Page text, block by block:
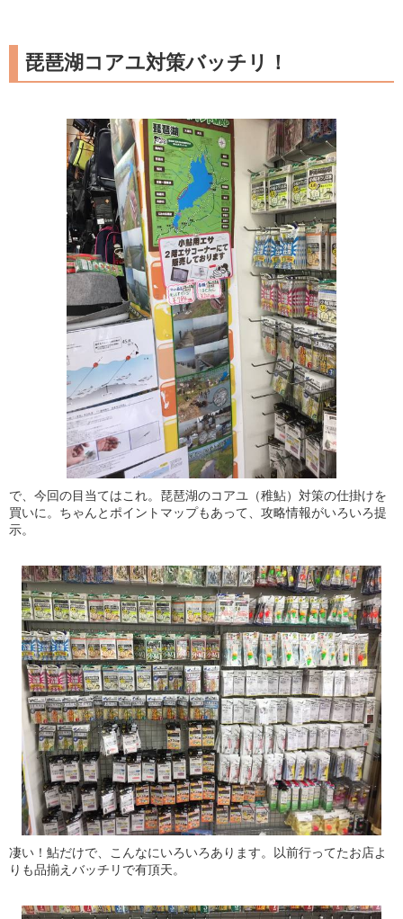
琵琶湖コアユ対策バッチリ！
で、今回の目当てはこれ。琵琶湖のコアユ（稚鮎）対策の仕掛けを
買いに。ちゃんとポイントマップもあって、攻略情報がいろいろ提
示。
凄い！鮎だけで、こんなにいろいろあります。以前行ってたお店よ
りも品揃えバッチリで有頂天。